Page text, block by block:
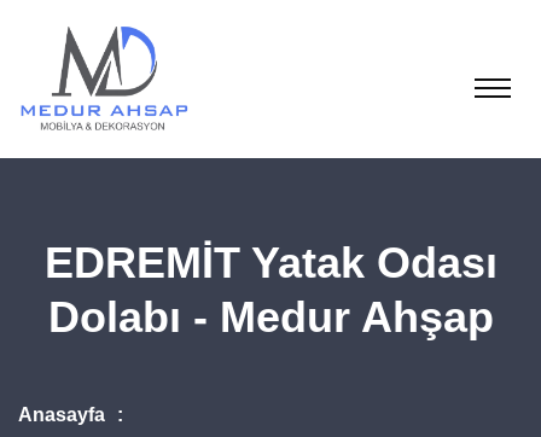
EDREMİT Yatak Odası
Dolabı - Medur Ahşap
Anasayfa